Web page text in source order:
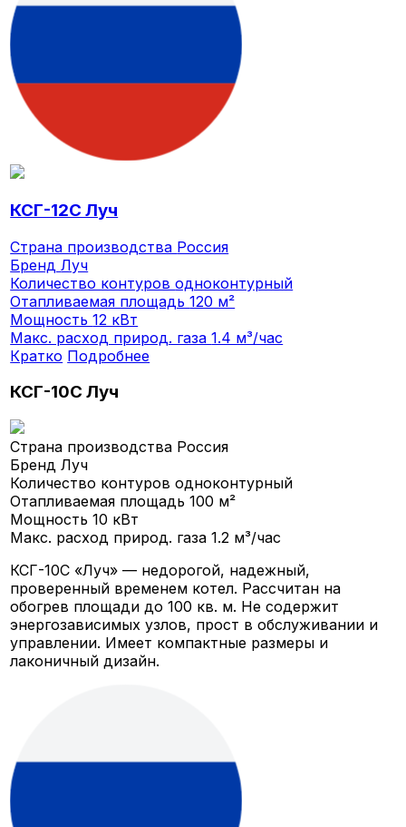
КСГ-12С Луч
Страна производства Россия
БрендЛуч
Количество контуроводноконтурный
Отапливаемая площадь120 м²
Мощность12 кВт
Макс. расход природ. газа1.4 м³/час
Кратко Подробнее
КСГ-10С Луч
Страна производства Россия
БрендЛуч
Количество контуроводноконтурный
Отапливаемая площадь100 м²
Мощность10 кВт
Макс. расход природ. газа1.2 м³/час
КСГ-10С «Луч» — недорогой, надежный,
проверенный временем котел. Рассчитан на
обогрев площади до 100 кв. м. Не содержит
энергозависимых узлов, прост в обслуживании и
управлении. Имеет компактные размеры и
лаконичный дизайн.